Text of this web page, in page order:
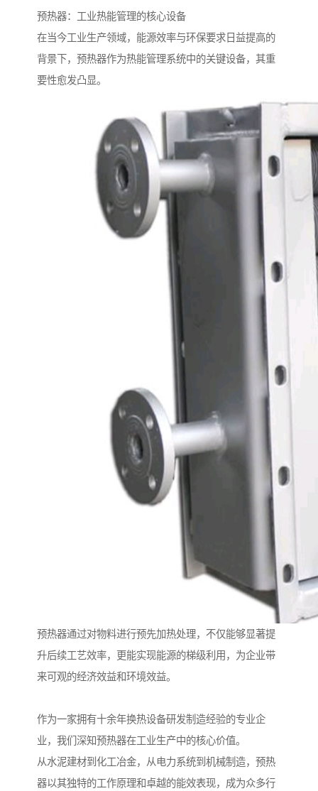
预热器：工业热能管理的核心设备
在当今工业生产领域，能源效率与环保要求日益提高的
背景下，预热器作为热能管理系统中的关键设备，其重
要性愈发凸显。
预热器通过对物料进行预先加热处理，不仅能够显著提
升后续工艺效率，更能实现能源的梯级利用，为企业带
来可观的经济效益和环境效益。
作为一家拥有十余年换热设备研发制造经验的专业企
业，我们深知预热器在工业生产中的核心价值。
从水泥建材到化工冶金，从电力系统到机械制造，预热
器以其独特的工作原理和卓越的能效表现，成为众多行